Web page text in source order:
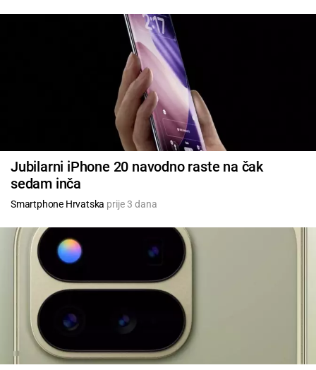
Jubilarni iPhone 20 navodno raste na čak
sedam inča
Smartphone Hrvatska prije 3 dana